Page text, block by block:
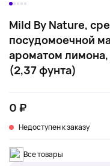
Mild By Nature,
посудомоечной
ароматом лимона,
(2,37 фунта)
0 ₽
Недоступен к заказу
Все товары